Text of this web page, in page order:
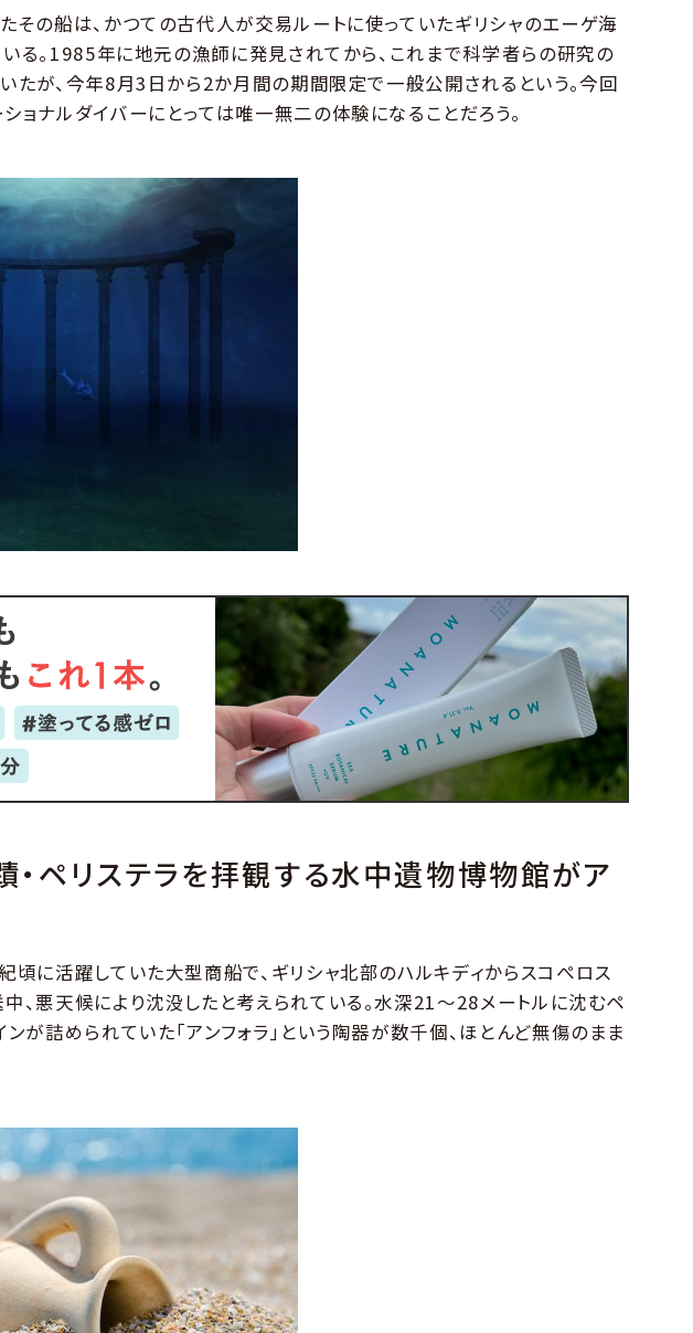
その船は、かつての古代人が交易ルートに使っていたギリシャのエーゲ海
る。1985年に地元の漁師に発見されてから、これまで科学者らの研究の
たが、今年8月3日から2か月間の期間限定で一般公開されるという。今回
ョナルダイバーにとっては唯一無二の体験になることだろう。
ペリステラを拝観する水中遺物博物館がア
頃に活躍していた大型商船で、ギリシャ北部のハルキディからスコぺロス
、悪天候により沈没したと考えられている。水深21～28メートルに沈むペ
ンが詰められていた「アンフォラ」という陶器が数千個、ほとんど無傷のまま